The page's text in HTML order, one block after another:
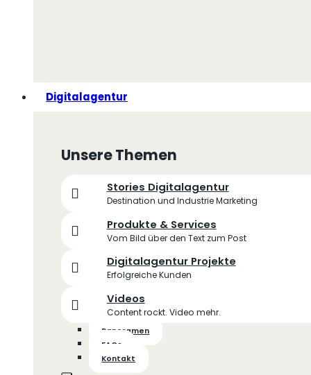
Digitalagentur
Unsere Themen
Stories Digitalagentur
Destination und Industrie Marketing
Produkte & Services
Vom Bild über den Text zum Post
Digitalagentur Projekte
Erfolgreiche Kunden
Videos
Content rockt. Video mehr.
Panoramen
FAQs
Kontakt